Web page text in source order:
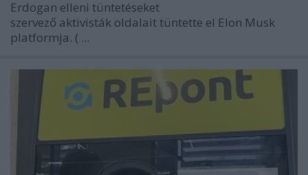
Erdogan elleni tüntetéseket
szervező aktivisták oldalait tüntette el Elon Musk
platformja. ( ...